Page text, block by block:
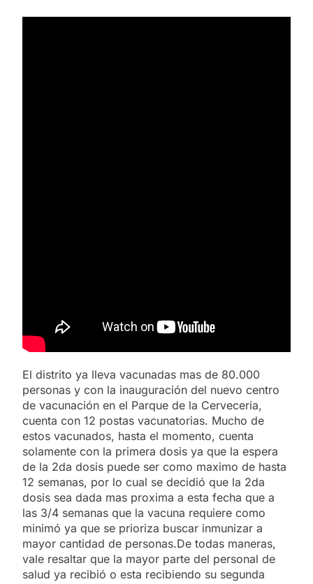
El distrito ya lleva vacunadas mas de 80.000
personas y con la inauguración del nuevo centro
de vacunación en el Parque de la Cerveceria,
cuenta con 12 postas vacunatorias. Mucho de
estos vacunados, hasta el momento, cuenta
solamente con la primera dosis ya que la espera
de la 2da dosis puede ser como maximo de hasta
12 semanas, por lo cual se decidió que la 2da
dosis sea dada mas proxima a esta fecha que a
las 3/4 semanas que la vacuna requiere como
minimó ya que se prioriza buscar inmunizar a
mayor cantidad de personas.De todas maneras,
vale resaltar que la mayor parte del personal de
salud ya recibió o esta recibiendo su segunda